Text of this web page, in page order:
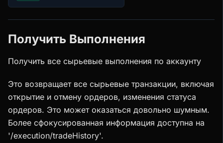
Получить Выполнения
Получить все сырьевые выполнения по аккаунту
Это возвращает все сырьевые транзакции, включая
открытие и отмену ордеров, изменения статуса
ордеров. Это может оказаться довольно шумным.
Более сфокусированная информация доступна на
'/execution/tradeHistory'.